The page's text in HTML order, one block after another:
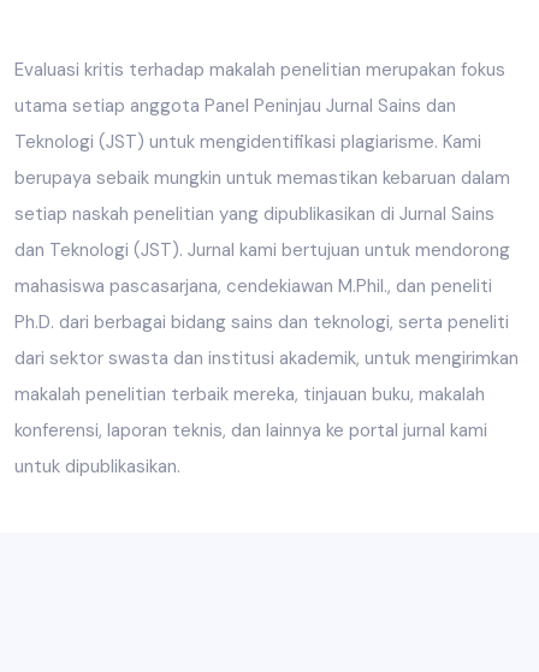
Evaluasi kritis terhadap makalah penelitian merupakan fokus
utama setiap anggota Panel Peninjau Jurnal Sains dan
Teknologi (JST) untuk mengidentifikasi plagiarisme. Kami
berupaya sebaik mungkin untuk memastikan kebaruan dalam
setiap naskah penelitian yang dipublikasikan di Jurnal Sains
dan Teknologi (JST). Jurnal kami bertujuan untuk mendorong
mahasiswa pascasarjana, cendekiawan M.Phil., dan peneliti
Ph.D. dari berbagai bidang sains dan teknologi, serta peneliti
dari sektor swasta dan institusi akademik, untuk mengirimkan
makalah penelitian terbaik mereka, tinjauan buku, makalah
konferensi, laporan teknis, dan lainnya ke portal jurnal kami
untuk dipublikasikan.